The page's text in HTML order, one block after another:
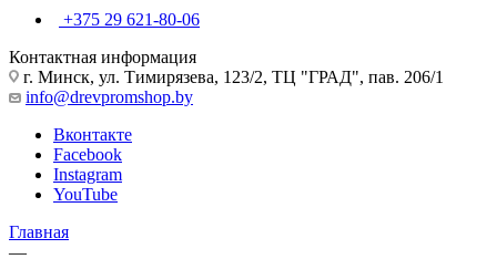
+375 29 621-80-06
Контактная информация
г. Минск, ул. Тимирязева, 123/2, ТЦ "ГРАД", пав. 206/1
info@drevpromshop.by
Вконтакте
Facebook
Instagram
YouTube
Главная
—